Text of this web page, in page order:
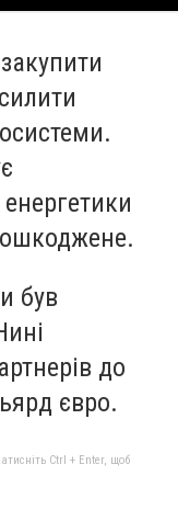
був
до
євро.
Ctrl + Enter, щоб